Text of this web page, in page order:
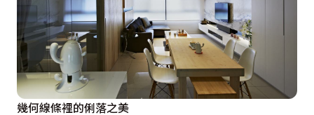
幾何線條裡的俐落之美